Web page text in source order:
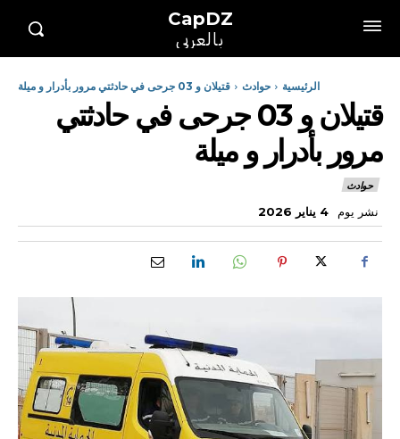
CapDZ
بالعربي
الرئيسية حوادث قتيلان و 03 جرحى في حادثتي مرور بأدرار و ميلة
قتيلان و 03 جرحى في حادثتي
مرور بأدرار و ميلة
حوادث
نشر يوم 4 يناير 2026